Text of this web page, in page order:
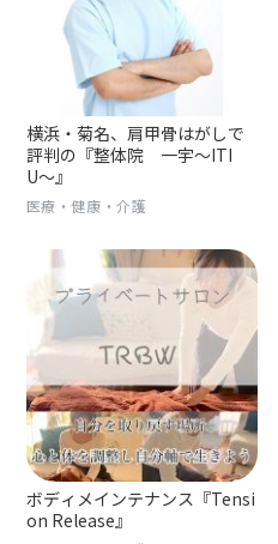
横浜・菊名、肩甲骨はがしで
評判の『整体院 一宇〜ITI
U〜』
医療・健康・介護
ボディメインテナンス『Tensi
on Release』